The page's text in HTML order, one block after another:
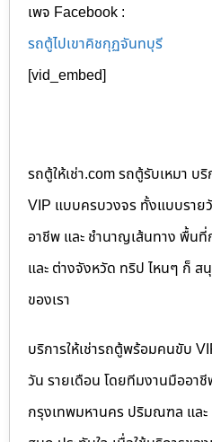
เพจ Facebook :
รถตู้ไปเขาคิชกุฏจันทบุรี
[vid_embed]
รถตู้ให้เช่า.com รถตู้รับเหมา บ
VIP แบบครบวงจร ทั้งแบบราย
อาชีพ และ ชำนาญเส้นทาง พื้น
และ ต่างจังหวัด ทริป ไหนๆ ก็ ส
ของเรา
บริการให้เช่ารถตู้พร้อมคนขับ
วัน รายเดือน โดยทีมงานมืออา
กรุงเทพมหานคร ปริมณฑล แล